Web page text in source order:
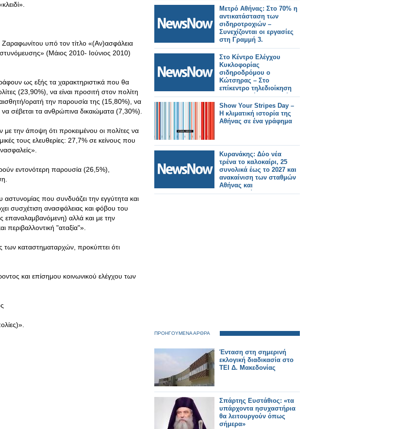
υπό τον τίτλο «(Aν)ασφάλεια
(Μάιος 2010- Ιούνιος 2010)
ως εξής τα χαρακτηριστικά που θα
(23,90%), να είναι προσιτή στον πολίτη
ορατή την παρουσία της (15,80%), να
σέβεται τα ανθρώπινα δικαιώματα (7,30%).
την άποψη ότι προκειμένου οι πολίτες να
τους ελευθερίες: 27,7% σε κείνους που
εντονότερη παρουσία (26,5%),
που συνδυάζει την εγγύτητα και
συσχέτιση ανασφάλειας και φόβου του
επαναλαμβανόμενη) αλλά και με την
περιβαλλοντική "αταξία"».
των καταστηματαρχών, προκύπτει ότι
και επίσημου κοινωνικού ελέγχου των
Μετρό Αθήνας: Στο 70% η
αντικατάσταση των
σιδηροτροχιών –
Συνεχίζονται οι εργασίες
στη Γραμμή 3.
Στο Κέντρο Ελέγχου
Κυκλοφορίας
σιδηροδρόμου ο
Κώτσηρας – Στο
επίκεντρο τηλεδιοίκηση
και ψηφιακές υποδομές.
Show Your Stripes Day –
Η κλιματική ιστορία της
Αθήνας σε ένα γράφημα
Κυρανάκης: Δύο νέα
τρένα το καλοκαίρι, 25
συνολικά έως το 2027 και
ανακαίνιση των σταθμών
Αθήνας και
Θεσσαλονίκης.
ΠΡΟΗΓΟΥΜΕΝΑ ΑΡΘΡΑ
Ένταση στη σημερινή
εκλογική διαδικασία στο
ΤΕΙ Δ. Μακεδονίας
Σπάρτης Ευστάθιος: «τα
υπάρχοντα ησυχαστήρια
θα λειτουργούν όπως
σήμερα»